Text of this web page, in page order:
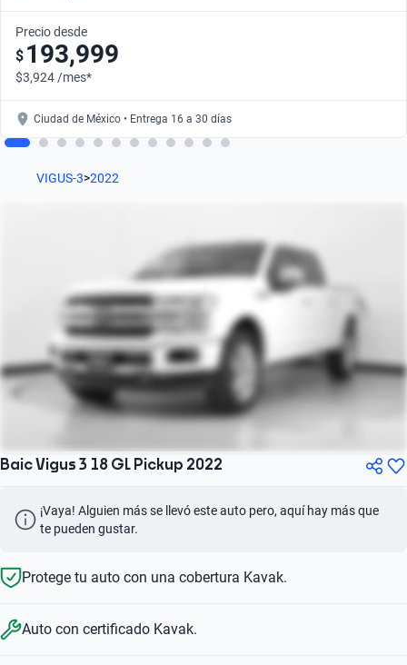
Precio desde
$ 193,999
$3,924 /mes*
Ciudad de México • Entrega 16 a 30 días
VIGUS-3>2022
Baic Vigus 3 18 GL Pickup 2022
¡Vaya! Alguien más se llevó este auto pero, aquí hay más que
te pueden gustar.
Protege tu auto con una cobertura Kavak.
Auto con certificado Kavak.